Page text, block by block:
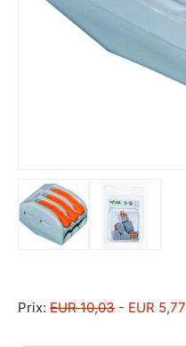
Prix: EUR 10,03 - EUR 5,77